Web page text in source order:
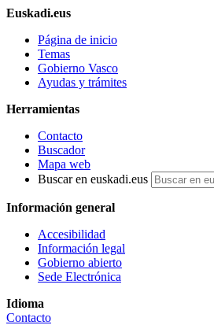
Euskadi.eus
Página de inicio
Temas
Gobierno Vasco
Ayudas y trámites
Herramientas
Contacto
Buscador
Mapa web
Buscar en euskadi.eus
Información general
Accesibilidad
Información legal
Gobierno abierto
Sede Electrónica
Idioma
Contacto